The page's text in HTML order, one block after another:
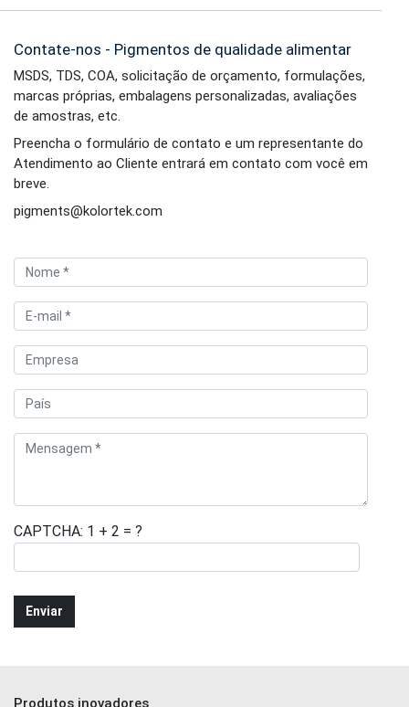
Contate-nos - Pigmentos de qualidade alimentar
MSDS, TDS, COA, solicitação de orçamento, formulações,
marcas próprias, embalagens personalizadas, avaliações
de amostras, etc.
Preencha o formulário de contato e um representante do
Atendimento ao Cliente entrará em contato com você em
breve.
pigments@kolortek.com
CAPTCHA: 1 + 2 = ?
Produtos inovadores